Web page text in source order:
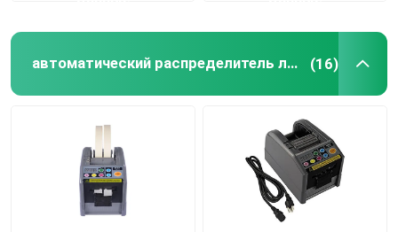
автоматический распределитель ленты (16)